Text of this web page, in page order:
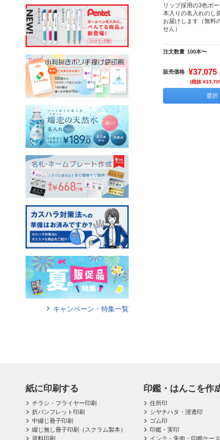
リップ採用の3色ボ
本入りの名入れのし
お届けします（無料
せん）
注文数量 100本〜
販売価格 ¥37,075
(税抜
選択
キャンペーン・特集一覧
紙に印刷する
チラシ・フライヤー印刷
折パンフレット印刷
中綴じ冊子印刷
綴じ無し冊子印刷（スクラム製本）
資料印刷
印鑑・はんこを作
住所印
シヤチハタ・浸透印
ゴム印
印鑑・実印
インク・朱肉・印鑑ケー